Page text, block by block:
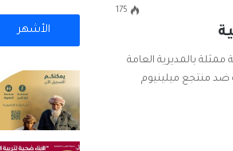
175
ممثلة بالمديرية العامة
ضد منتجع ميلينيوم
س
و
ك
الأشهر